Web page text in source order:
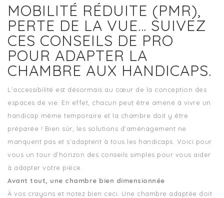
MOBILITÉ RÉDUITE (PMR),
PERTE DE LA VUE… SUIVEZ
CES CONSEILS DE PRO
POUR ADAPTER LA
CHAMBRE AUX HANDICAPS.
L’accessibilité est désormais au cœur de la conception des
espaces de vie. En effet, chacun peut être amené à vivre un
handicap même temporaire et la chambre doit y être
préparée ! Bien sûr, les solutions d’aménagement ne
manquent pas et s’adaptent à tous les handicaps. Voici pour
vous un tour d’horizon des conseils simples pour vous aider
à adapter votre pièce.
Avant tout, une chambre bien dimensionnée
À vos crayons et notez bien ceci. Une chambre adaptée doit